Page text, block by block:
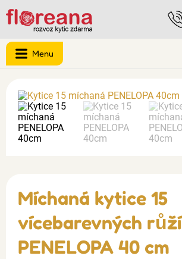
Menu
Míchaná kytice 15
vícebarevných růží
PENELOPA 40 cm